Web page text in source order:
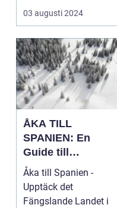
naturn&aum...
03 augusti 2024
ÅKA TILL
SPANIEN: En
Guide till
Spännande
Resmål och
Resetyper
Åka till Spanien -
Upptäck det
Fängslande Landet i